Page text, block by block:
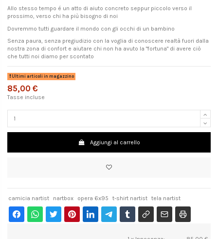
Allo stesso tempo é un atto di aiuto concreto seppur piccolo verso il
prossimo, verso chi ha più bisogno di noi
Dovremmo tutti guardare il mondo con gli occhi di un bambino
Senza paura, senza pregiudizio con la voglia di conoscere realtà fuori dalla
nostra zona di confort e aiutare chi non ha avuto la "fortuna" di avere ciò
che tutti noi diamo per scontato
Ultimi articoli in magazzino
85,00 €
Tasse incluse
Aggiungi al carrello
camicia nartist nartbox opera 6x95 t-shirt nartist tela nartist